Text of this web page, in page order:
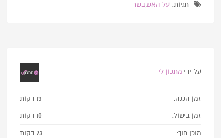
תגיות: על האש,בשר
על ידי מתכון לי
זמן הכנה: 13 דקות
זמן בישול: 10 דקות
מוכן תוך: 23 דקות